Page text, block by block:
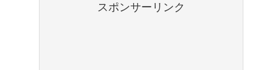
スポンサーリンク